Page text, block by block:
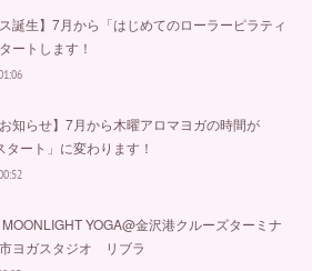
ス誕生】7月から「はじめてのローラーピラティ
ートします！
お知らせ】7月から木曜アロマヨガの時間が
タート」に変わります！
YOGA@金沢港クルーズターミナ
ヨガスタジオ リブラ